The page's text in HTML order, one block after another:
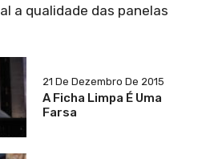
a qualidade das panelas
21 De Dezembro De 2015
A Ficha Limpa É Uma
Farsa